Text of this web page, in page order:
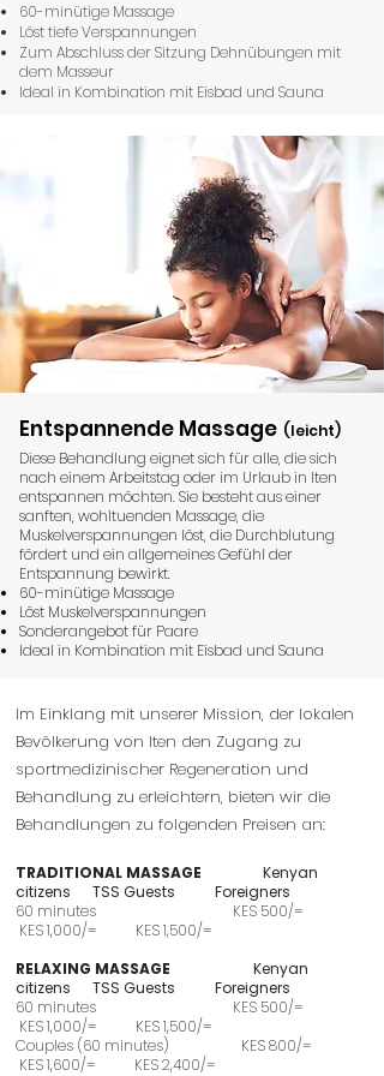
60-minütige Massage
Löst tiefe Verspannungen
Zum Abschluss der Sitzung Dehnübungen mit
dem Masseur
Ideal in Kombination mit Eisbad und Sauna
Entspannende Massage (leicht)
Diese Behandlung eignet sich für alle, die sich
nach einem Arbeitstag oder im Urlaub in Iten
entspannen möchten. Sie besteht aus einer
sanften, wohltuenden Massage, die
Muskelverspannungen löst, die Durchblutung
fördert und ein allgemeines Gefühl der
Entspannung bewirkt.
60-minütige Massage
Löst Muskelverspannungen
Sonderangebot für Paare
Ideal in Kombination mit Eisbad und Sauna
Im Einklang mit unserer Mission, der lokalen
Bevölkerung von Iten den Zugang zu
sportmedizinischer Regeneration und
Behandlung zu erleichtern, bieten wir die
Behandlungen zu folgenden Preisen an:
TRADITIONAL MASSAGE
Kenyan
citizens
TSS Guests
Foreigners
60 minutes KES 500/=
KES 1,000/= KES 1,500/=
RELAXING MASSAGE
Kenyan
citizens
TSS Guests
Foreigners
60 minutes KES 500/=
KES 1,000/= KES 1,500/=
Couples (60 minutes) KES 800/=
KES 1,600/= KES 2,400/=